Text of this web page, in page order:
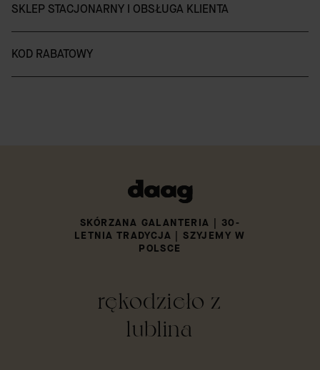
SKLEP STACJONARNY I OBSŁUGA KLIENTA
KOD RABATOWY
SKÓRZANA GALANTERIA | 30-
LETNIA TRADYCJA | SZYJEMY W
POLSCE
rękodzieło z
lublina